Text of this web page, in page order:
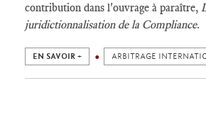
contribution dans l'ouvrage à paraître,
juridictionnalisation de la Compliance.
EN SAVOIR + ARBITRAGE